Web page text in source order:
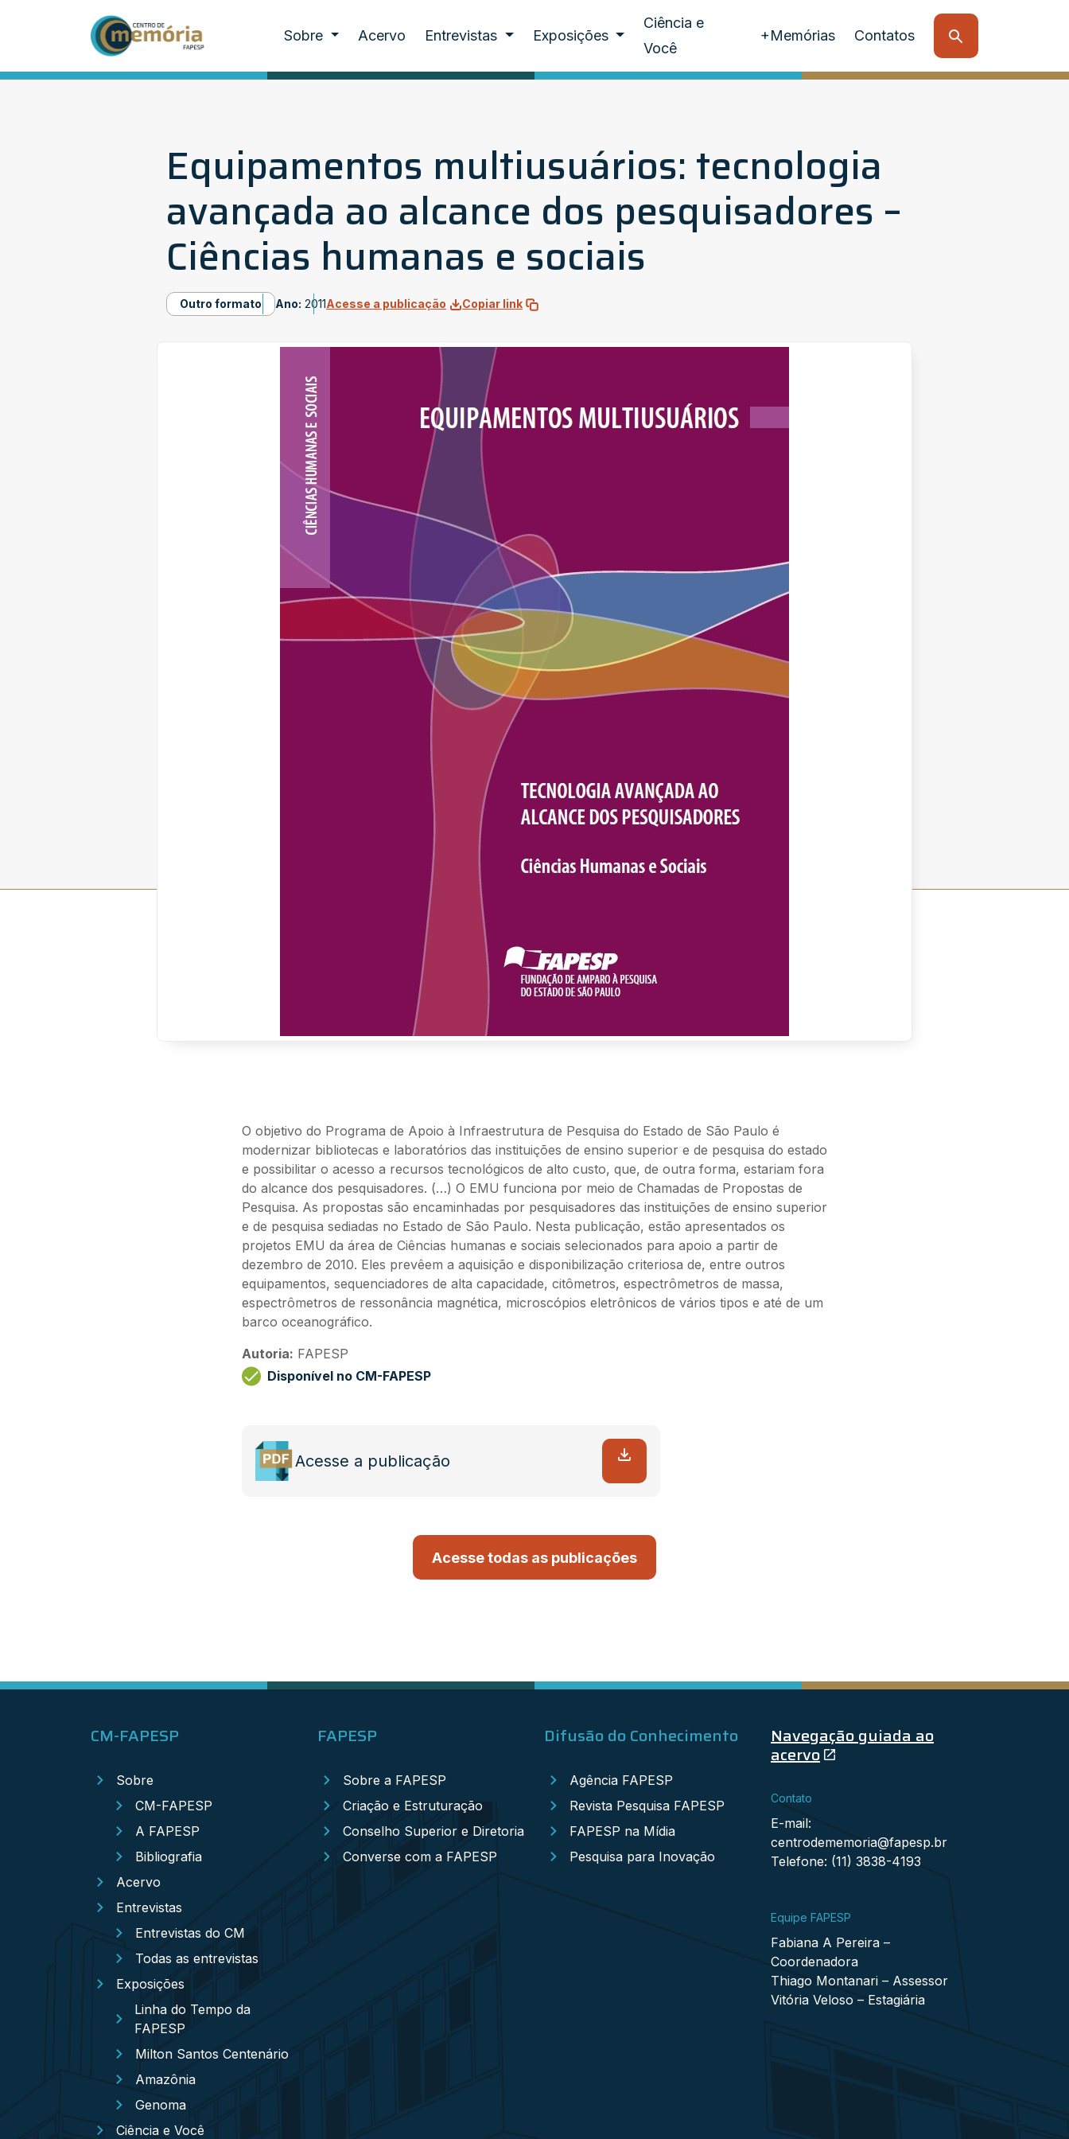
Sobre Acervo Entrevistas Exposições
Ciência e
Você
+Memórias Contatos
Equipamentos multiusuários: tecnologia
avançada ao alcance dos pesquisadores –
Ciências humanas e sociais
Outro formato Ano: 2011Acesse a publicação Copiar link
O objetivo do Programa de Apoio à Infraestrutura de Pesquisa do Estado de São Paulo é
modernizar bibliotecas e laboratórios das instituições de ensino superior e de pesquisa do estado
e possibilitar o acesso a recursos tecnológicos de alto custo, que, de outra forma, estariam fora
do alcance dos pesquisadores. (…) O EMU funciona por meio de Chamadas de Propostas de
Pesquisa. As propostas são encaminhadas por pesquisadores das instituições de ensino superior
e de pesquisa sediadas no Estado de São Paulo. Nesta publicação, estão apresentados os
projetos EMU da área de Ciências humanas e sociais selecionados para apoio a partir de
dezembro de 2010. Eles prevêem a aquisição e disponibilização criteriosa de, entre outros
equipamentos, sequenciadores de alta capacidade, citômetros, espectrômetros de massa,
espectrômetros de ressonância magnética, microscópios eletrônicos de vários tipos e até de um
barco oceanográfico.
Autoria: FAPESP
Disponível no CM-FAPESP
Acesse a publicação
Acesse todas as publicações
CM-FAPESP
Sobre
CM-FAPESP
A FAPESP
Bibliografia
Acervo
Entrevistas
Entrevistas do CM
Todas as entrevistas
Exposições
Linha do Tempo da
FAPESP
Milton Santos Centenário
Amazônia
Genoma
Ciência e Você
FAPESP
Sobre a FAPESP
Criação e Estruturação
Conselho Superior e Diretoria
Converse com a FAPESP
Difusão do Conhecimento
Agência FAPESP
Revista Pesquisa FAPESP
FAPESP na Mídia
Pesquisa para Inovação
Navegação guiada ao
acervo
Contato
E-mail:
centrodememoria@fapesp.br
Telefone: (11) 3838-4193
Equipe FAPESP
Fabiana A Pereira –
Coordenadora
Thiago Montanari – Assessor
Vitória Veloso – Estagiária